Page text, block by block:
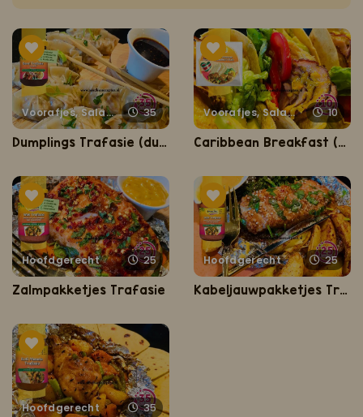
Voorafjes, Salades, Hapjes en Lekkernijen 35 Voorafjes, Salades, Hapjes en Lekkernijen 10
Hoofdgerecht 25
Zalmpakketjes Trafasie
Hoofdgerecht 25
Hoofdgerecht 35